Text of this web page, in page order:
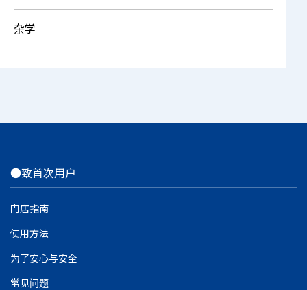
杂学
●致首次用户
门店指南
使用方法
为了安心与安全
常见问题